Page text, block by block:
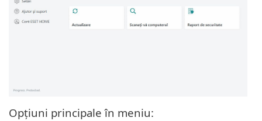
Opțiuni principale în meniu: